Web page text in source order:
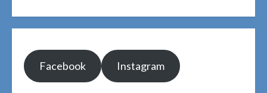
Facebook Instagram